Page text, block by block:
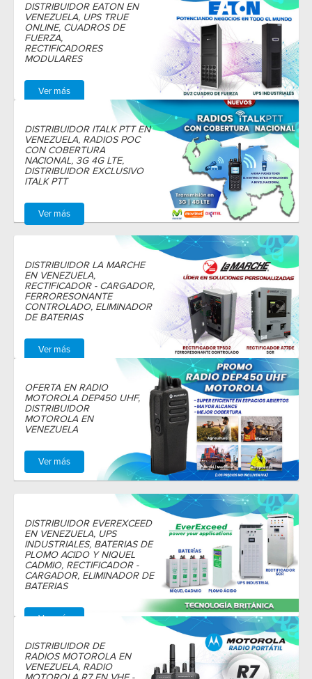
DISTRIBUIDOR EATON EN
VENEZUELA, UPS TRUE
ONLINE, CUADROS DE
FUERZA,
RECTIFICADORES
MODULARES
Ver más
DISTRIBUIDOR ITALK PTT EN
VENEZUELA, RADIOS POC
CON COBERTURA
NACIONAL, 3G 4G LTE,
DISTRIBUIDOR EXCLUSIVO
ITALK PTT
Ver más
DISTRIBUIDOR LA MARCHE
EN VENEZUELA,
RECTIFICADOR - CARGADOR,
FERRORESONANTE
CONTROLADO, ELIMINADOR
DE BATERIAS
Ver más
OFERTA EN RADIO
MOTOROLA DEP450 UHF,
DISTRIBUIDOR
MOTOROLA EN
VENEZUELA
Ver más
DISTRIBUIDOR EVEREXCEED
EN VENEZUELA, UPS
INDUSTRIALES, BATERIAS DE
PLOMO ACIDO Y NIQUEL
CADMIO, RECTIFICADOR -
CARGADOR, ELIMINADOR DE
BATERIAS
Ver más
DISTRIBUIDOR DE
RADIOS MOTOROLA EN
VENEZUELA, RADIO